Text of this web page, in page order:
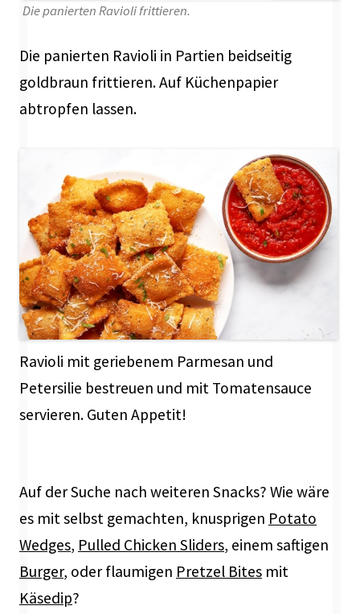
Die panierten Ravioli frittieren.
Die panierten Ravioli in Partien beidseitig
goldbraun frittieren. Auf Küchenpapier
abtropfen lassen.
Ravioli mit geriebenem Parmesan und
Petersilie bestreuen und mit Tomatensauce
servieren. Guten Appetit!
Auf der Suche nach weiteren Snacks? Wie wäre
es mit selbst gemachten, knusprigen Potato
Wedges, Pulled Chicken Sliders, einem saftigen
Burger, oder flaumigen Pretzel Bites mit
Käsedip?